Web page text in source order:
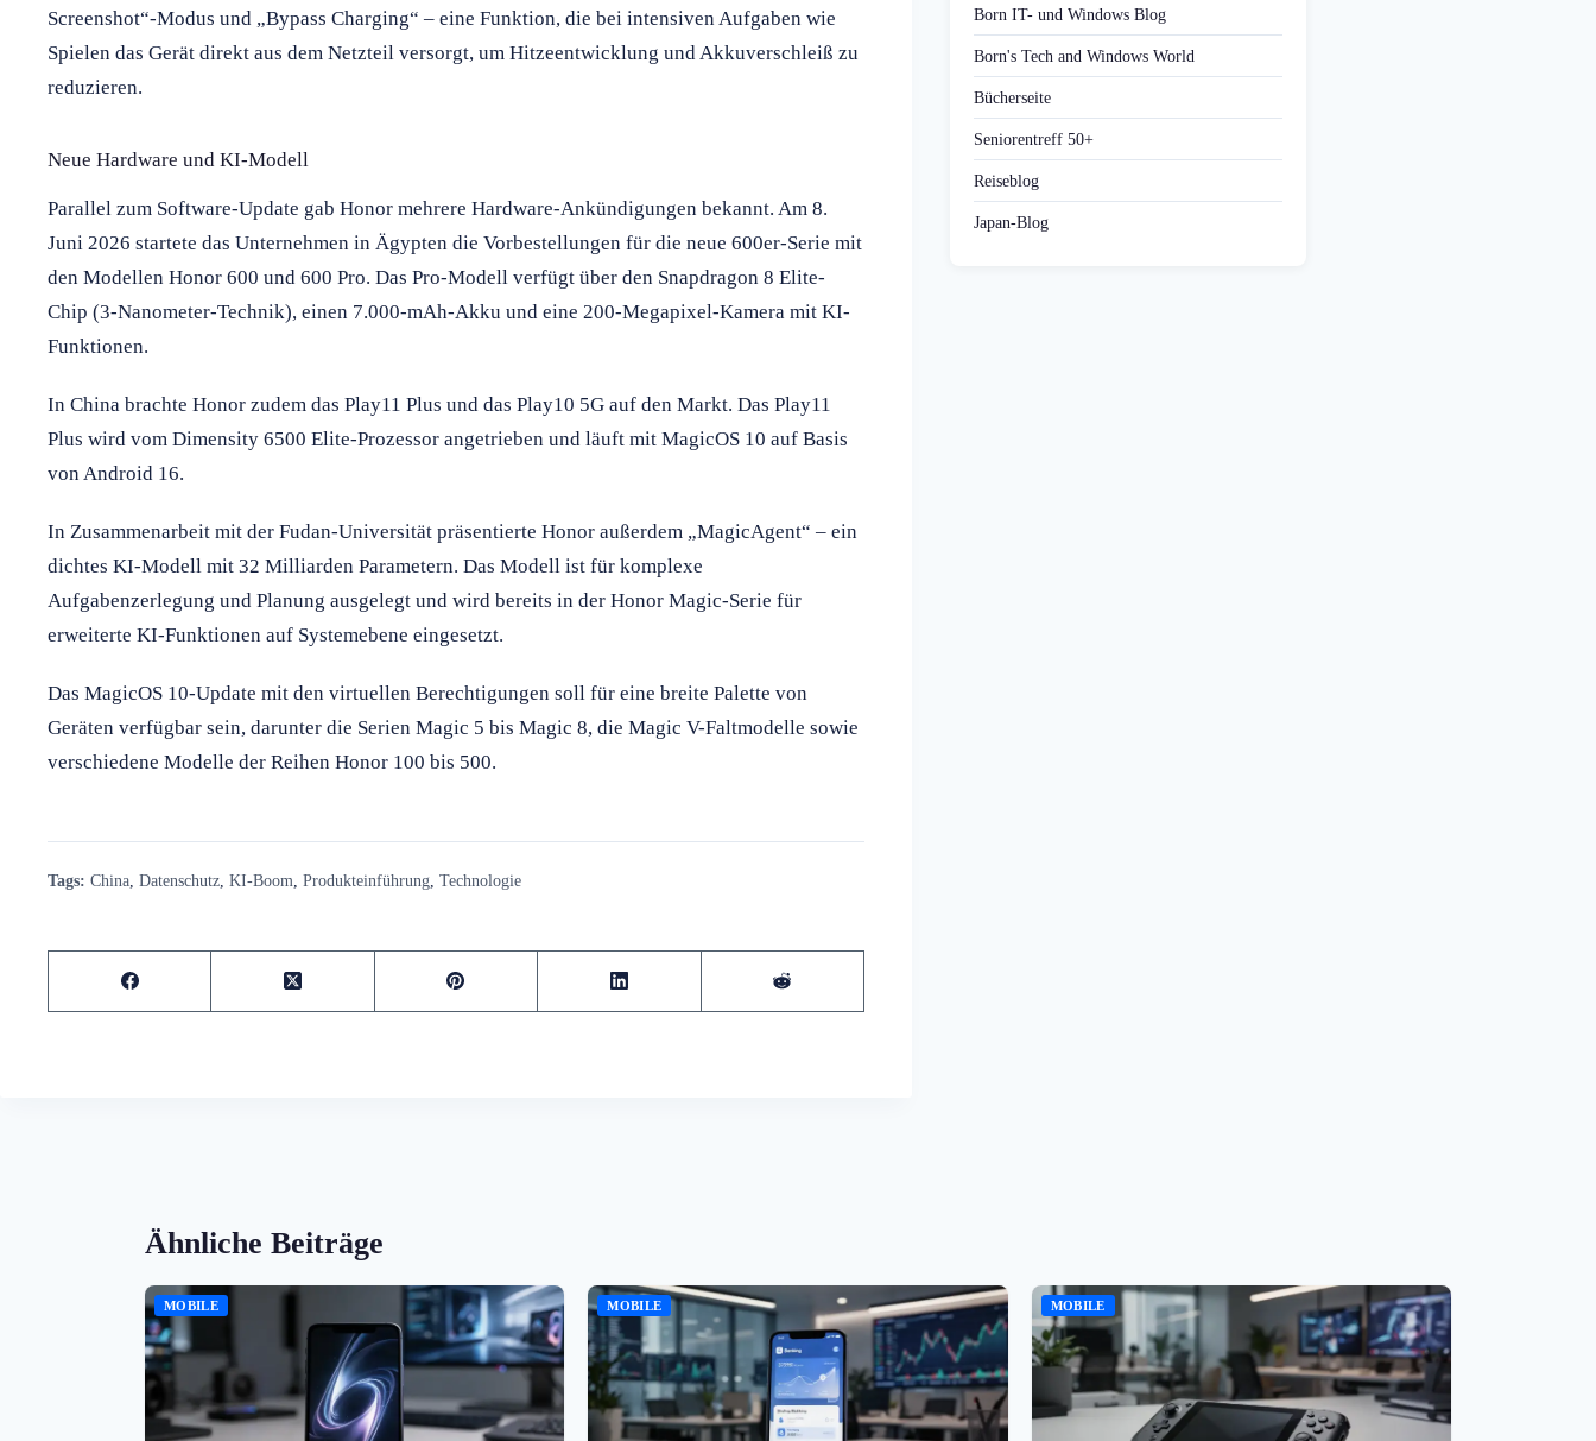
Screenshot“-Modus und „Bypass Charging“ – eine Funktion, die bei intensiven Aufgaben wie
Spielen das Gerät direkt aus dem Netzteil versorgt, um Hitzeentwicklung und Akkuverschleiß zu
reduzieren.
Neue Hardware und KI-Modell
Parallel zum Software-Update gab Honor mehrere Hardware-Ankündigungen bekannt. Am 8.
Juni 2026 startete das Unternehmen in Ägypten die Vorbestellungen für die neue 600er-Serie mit
den Modellen Honor 600 und 600 Pro. Das Pro-Modell verfügt über den Snapdragon 8 Elite-
Chip (3-Nanometer-Technik), einen 7.000-mAh-Akku und eine 200-Megapixel-Kamera mit KI-
Funktionen.
In China brachte Honor zudem das Play11 Plus und das Play10 5G auf den Markt. Das Play11
Plus wird vom Dimensity 6500 Elite-Prozessor angetrieben und läuft mit MagicOS 10 auf Basis
von Android 16.
In Zusammenarbeit mit der Fudan-Universität präsentierte Honor außerdem „MagicAgent“ – ein
dichtes KI-Modell mit 32 Milliarden Parametern. Das Modell ist für komplexe
Aufgabenzerlegung und Planung ausgelegt und wird bereits in der Honor Magic-Serie für
erweiterte KI-Funktionen auf Systemebene eingesetzt.
Das MagicOS 10-Update mit den virtuellen Berechtigungen soll für eine breite Palette von
Geräten verfügbar sein, darunter die Serien Magic 5 bis Magic 8, die Magic V-Faltmodelle sowie
verschiedene Modelle der Reihen Honor 100 bis 500.
Tags: China Datenschutz KI-Boom Produkteinführung Technologie
Born IT- und Windows Blog
Born's Tech and Windows World
Bücherseite
Seniorentreff 50+
Reiseblog
Japan-Blog
Ähnliche Beiträge
MOBILE MOBILE MOBILE